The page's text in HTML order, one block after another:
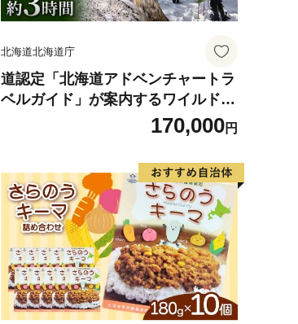
北海道北海道庁
道認定「北海道アドベンチャートラ
ベルガイド」が案内するワイルドラ
イフウォッチング半日ツアー 【4
名様分体験チケット】 約3時間 F6S
170,000円